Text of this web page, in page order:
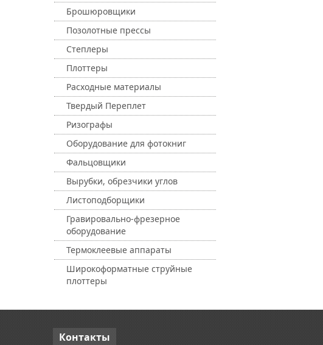
Брошюровщики
Позолотные прессы
Степлеры
Плоттеры
Расходные материалы
Твердый Переплет
Ризографы
Оборудование для фотокниг
Фальцовщики
Вырубки, обрезчики углов
Листоподборщики
Гравировально-фрезерное
оборудование
Термоклеевые аппараты
Широкоформатные струйные
плоттеры
Контакты